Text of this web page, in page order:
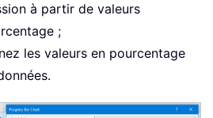
à partir de valeurs
;
les valeurs en pourcentage